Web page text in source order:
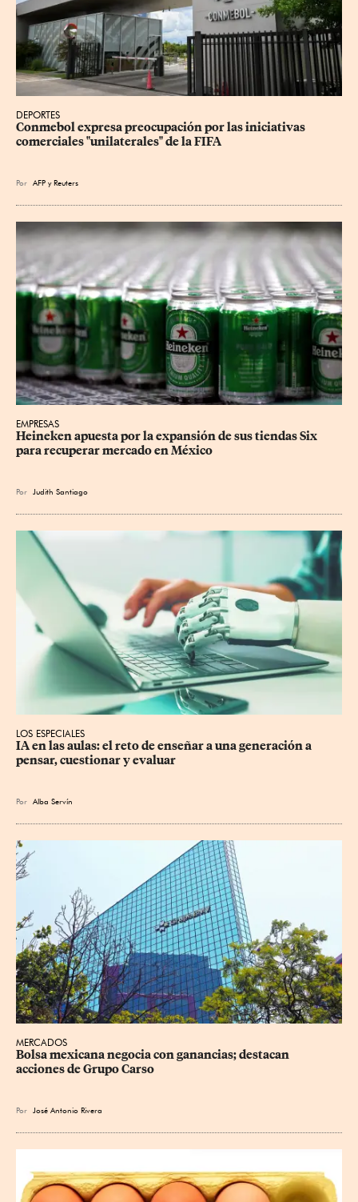
DEPORTES
Conmebol expresa preocupación por las iniciativas
comerciales "unilaterales" de la FIFA
Por AFP yReuters
EMPRESAS
Heineken apuesta por la expansión de sus tiendas Six
para recuperar mercado en México
Por Judith Santiago
LOS ESPECIALES
IA en las aulas: el reto de enseñar a una generación a
pensar, cuestionar y evaluar
Por Alba Servín
MERCADOS
Bolsa mexicana negocia con ganancias; destacan
acciones de Grupo Carso
Por José Antonio Rivera